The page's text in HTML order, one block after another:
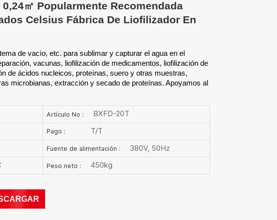
㎡ Popularmente Recomendada
Celsius Fábrica De Liofilizador En
de vacío, etc. para sublimar y capturar el agua en el
vacunas, liofilización de medicamentos, liofilización de
de ácidos nucleicos, proteínas, suero y otras muestras,
microbianas, extracción y secado de proteínas. Apoyamos al
Artículo No : BXFD-20T
Pago : T/T
Fuente de alimentación : 380V, 50Hz
Peso neto : 450kg